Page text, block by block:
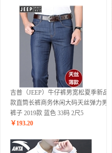
吉普（JEEP）牛仔裤男宽松夏季新品薄
款直筒长裤商务休闲大码天丝弹力男士
裤子 2019款 蓝色 33码 2尺5
￥ 193.20